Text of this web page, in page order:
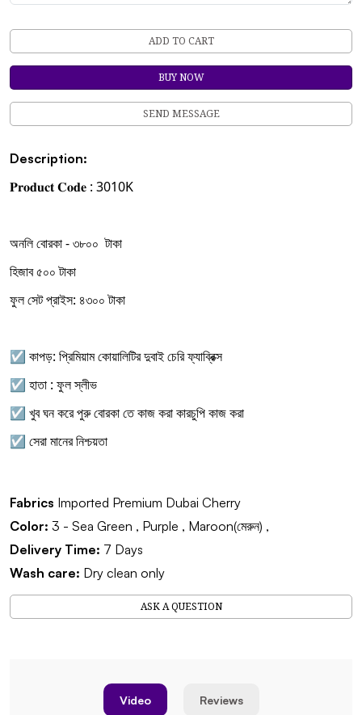
ADD TO CART
BUY NOW
SEND MESSAGE
Description:
𝐏𝐫𝐨𝐝𝐮𝐜𝐭 𝐂𝐨𝐝𝐞 : 3010K
অনলি বোরকা - ৩৮০০ টাকা
হিজাব ৫০০ টাকা
ফুল সেট প্রাইস: ৪৩০০ টাকা
☑ কাপড়: প্রিমিয়াম কোয়ালিটির দুবাই চেরি ফ্যাব্রিক্স
☑ হাতা : ফুল স্লীভ
☑ খুব ঘন করে পুরু বোরকা তে কাজ করা কারচুপি কাজ করা
☑ সেরা মানের নিশ্চয়তা
Fabrics Imported Premium Dubai Cherry
Color: 3 - Sea Green , Purple , Maroon(মেরুন) ,
Delivery Time: 7 Days
Wash care: Dry clean only
ASK A QUESTION
Video Reviews